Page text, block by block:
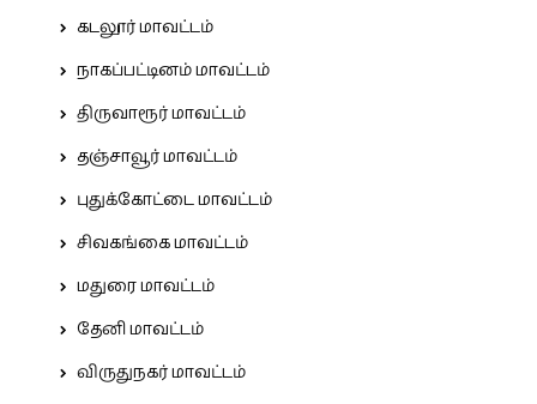
கடலூர் மாவட்டம்
நாகப்பட்டினம் மாவட்டம்
திருவாரூர் மாவட்டம்
தஞ்சாவூர் மாவட்டம்
புதுக்கோட்டை மாவட்டம்
சிவகங்கை மாவட்டம்
மதுரை மாவட்டம்
தேனி மாவட்டம்
விருதுநகர் மாவட்டம்